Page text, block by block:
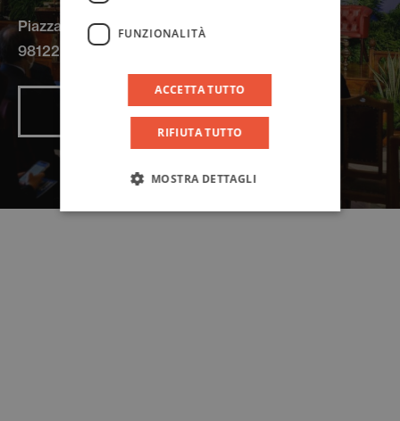
Piazza Pugliatti, 1
98122 Messina
Leggi di più
FUNZIONALITÀ
ACCETTA TUTTO
RIFIUTA TUTTO
MOSTRA DETTAGLI